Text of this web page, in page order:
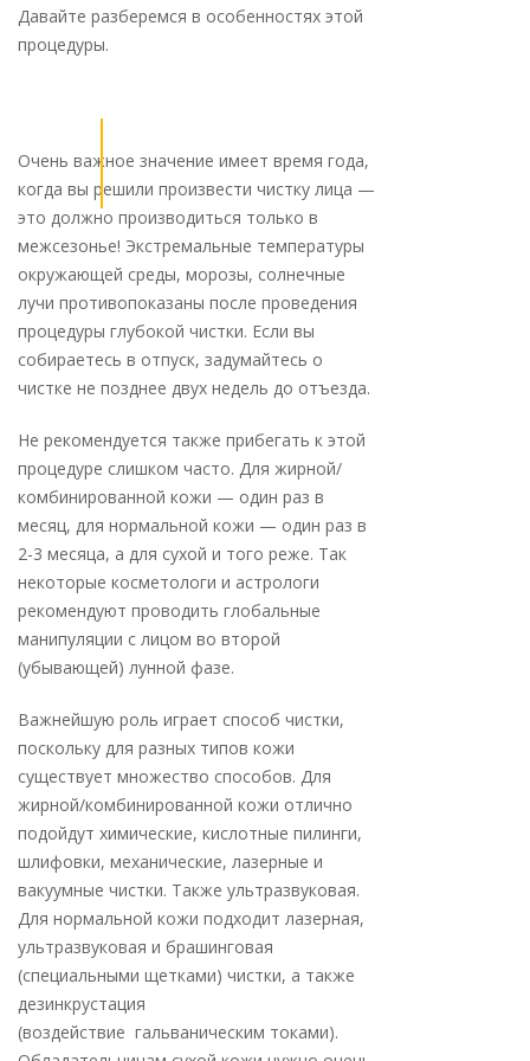
Давайте разберемся в особенностях этой
процедуры.
Очень важное значение имеет время года,
когда вы решили произвести чистку лица —
это должно производиться только в
межсезонье! Экстремальные температуры
окружающей среды, морозы, солнечные
лучи противопоказаны после проведения
процедуры глубокой чистки. Если вы
собираетесь в отпуск, задумайтесь о
чистке не позднее двух недель до отъезда.
Не рекомендуется также прибегать к этой
процедуре слишком часто. Для жирной/
комбинированной кожи — один раз в
месяц, для нормальной кожи — один раз в
2-3 месяца, а для сухой и того реже. Так
некоторые косметологи и астрологи
рекомендуют проводить глобальные
манипуляции с лицом во второй
(убывающей) лунной фазе.
Важнейшую роль играет способ чистки,
поскольку для разных типов кожи
существует множество способов. Для
жирной/комбинированной кожи отлично
подойдут химические, кислотные пилинги,
шлифовки, механические, лазерные и
вакуумные чистки. Также ультразвуковая.
Для нормальной кожи подходит лазерная,
ультразвуковая и брашинговая
(специальными щетками) чистки, а также
дезинкрустация
(воздействие гальваническим токами).